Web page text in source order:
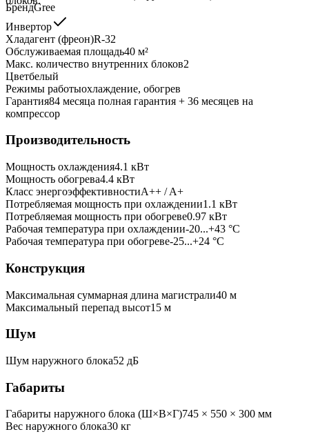
БрендGree
Инвертор
Хладагент (фреон)R-32
Обслуживаемая площадь40 м²
Макс. количество внутренних блоков2
Цветбелый
Режимы работыохлаждение, обогрев
Гарантия84 месяца полная гарантия + 36 месяцев на
компрессор
Производительность
Мощность охлаждения4.1 кВт
Мощность обогрева4.4 кВт
Класс энергоэффективностиA++ / A+
Потребляемая мощность при охлаждении1.1 кВт
Потребляемая мощность при обогреве0.97 кВт
Рабочая температура при охлаждении-20...+43 °C
Рабочая температура при обогреве-25...+24 °C
Конструкция
Максимальная суммарная длина магистрали40 м
Максимальный перепад высот15 м
Шум
Шум наружного блока52 дБ
Габариты
Габариты наружного блока (Ш×В×Г)745 × 550 × 300 мм
Вес наружного блока30 кг